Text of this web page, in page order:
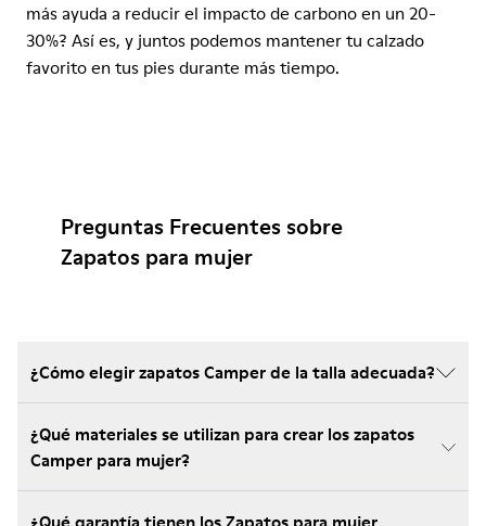
más ayuda a reducir el impacto de carbono en un 20-
30%? Así es, y juntos podemos mantener tu calzado
favorito en tus pies durante más tiempo.
Preguntas Frecuentes sobre
Zapatos para mujer
¿Cómo elegir zapatos Camper de la talla adecuada?
¿Qué materiales se utilizan para crear los zapatos
Camper para mujer?